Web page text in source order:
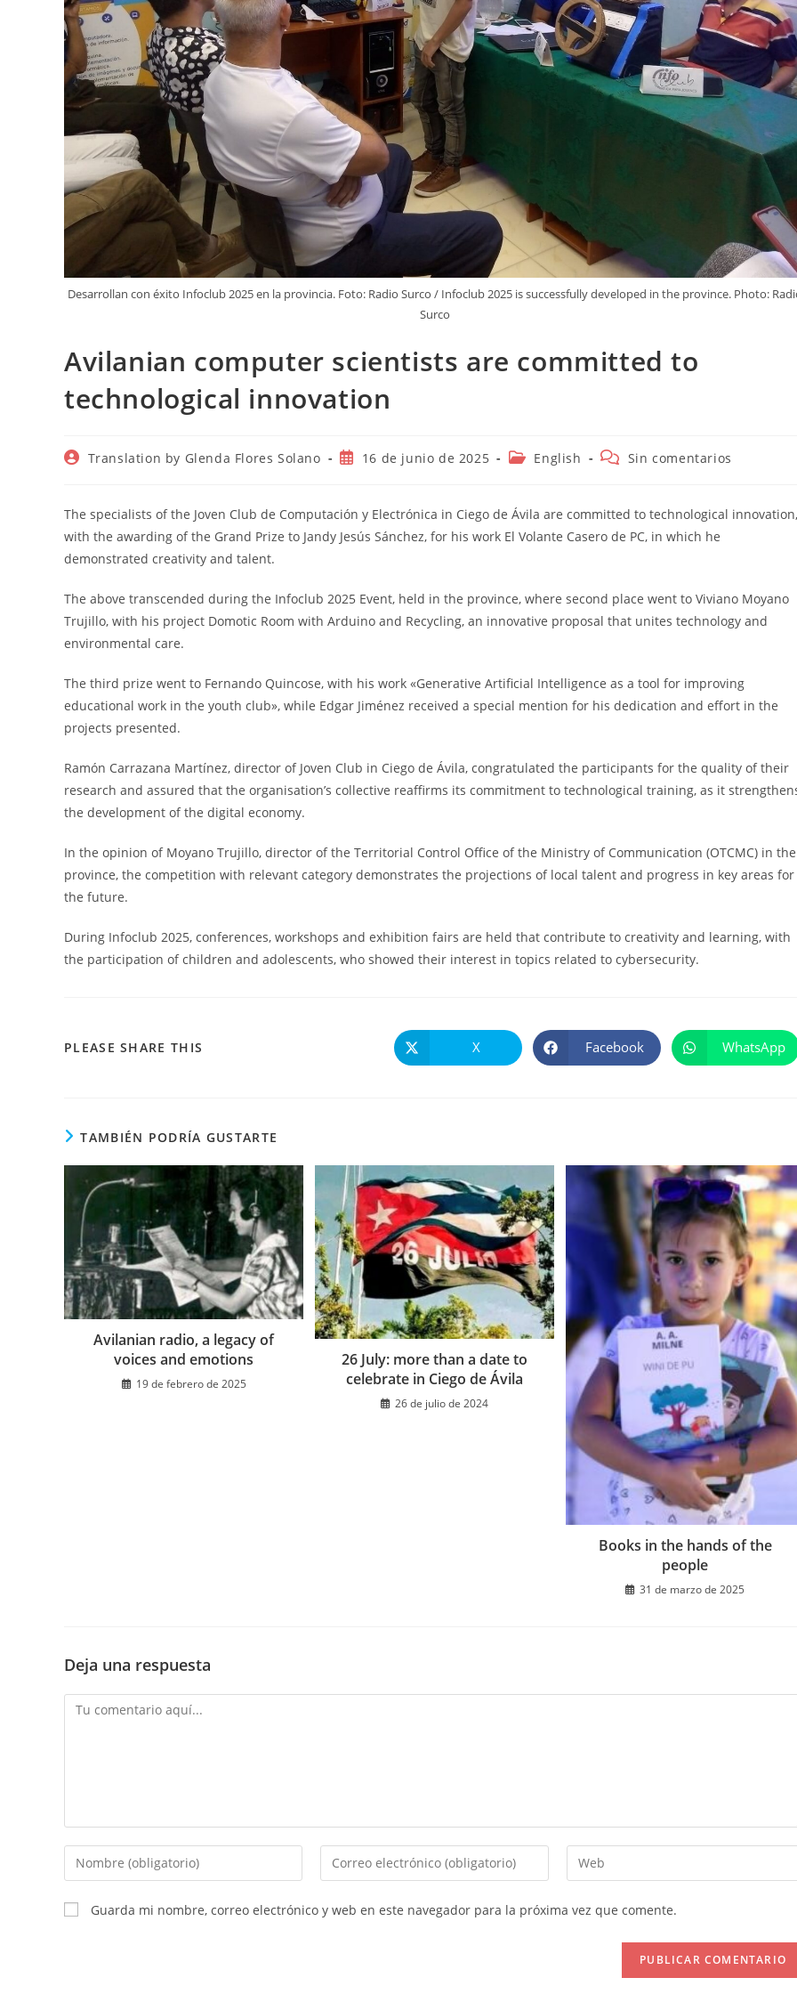
Desarrollan con éxito Infoclub 2025 en la provincia. Foto: Radio Surco / Infoclub 2025 is successfully developed in the province. Photo:
Surco
Avilanian computer scientists are committed to
technological innovation
Autor
entrada:
Translation by Glenda Flores Solano
Publicación
entrada:
16 de junio de 2025
Categoría
entrada:
English
Comentarios
entrada:
Sin comentarios
The specialists of the Joven Club de Computación y Electrónica in Ciego de Ávila are committed to technological innovation,
with the awarding of the Grand Prize to Jandy Jesús Sánchez, for his work El Volante Casero de PC, in which he
demonstrated creativity and talent.
The above transcended during the Infoclub 2025 Event, held in the province, where second place went to Viviano Moyano
Trujillo, with his project Domotic Room with Arduino and Recycling, an innovative proposal that unites technology and
environmental care.
The third prize went to Fernando Quincose, with his work «Generative Artificial Intelligence as a tool for improving
educational work in the youth club», while Edgar Jiménez received a special mention for his dedication and effort in the
projects presented.
Ramón Carrazana Martínez, director of Joven Club in Ciego de Ávila, congratulated the participants for the quality of their
research and assured that the organisation’s collective reaffirms its commitment to technological training, as it
the development of the digital economy.
In the opinion of Moyano Trujillo, director of the Territorial Control Office of the Ministry of Communication (OTCMC) in the
province, the competition with relevant category demonstrates the projections of local talent and progress in key areas for
the future.
During Infoclub 2025, conferences, workshops and exhibition fairs are held that contribute to creativity and learning, with
the participation of children and adolescents, who showed their interest in topics related to cybersecurity.
PLEASE SHARE THIS
abre
X Se
abre
Facebook Se
abre
WhatsApp
TAMBIÉN PODRÍA GUSTARTE
Avilanian radio, a legacy of
voices and emotions
19 de febrero de 2025
26 July: more than a date to
celebrate in Ciego de Ávila
26 de julio de 2024
Books in the hands of the
people
31 de marzo de 2025
Deja una respuesta
Comentario
Introduce
tu
nombre
o
Introduce
tu
de
Introduce
la
Guarda mi nombre, correo electrónico y web en este navegador para la próxima vez que comente.